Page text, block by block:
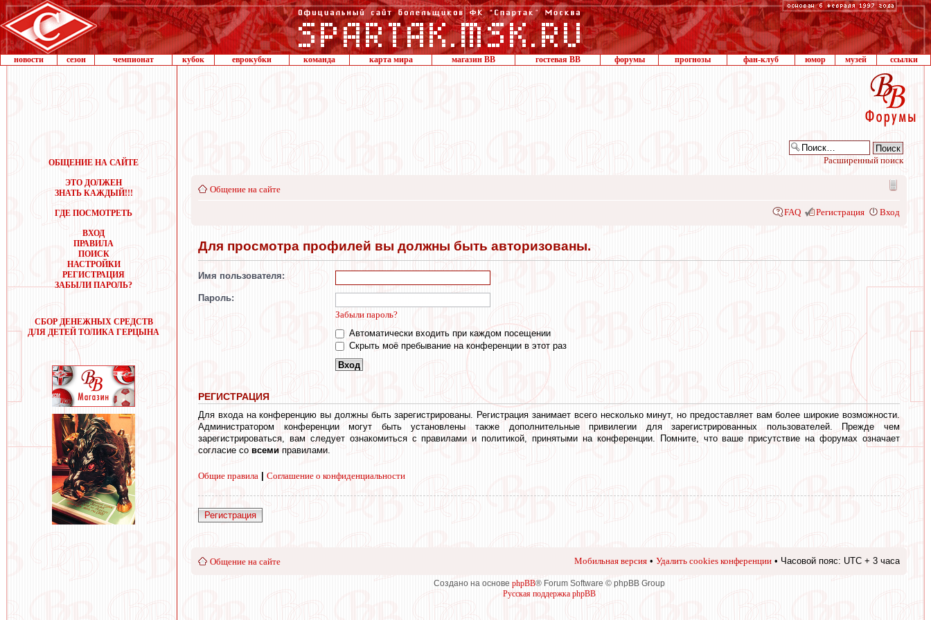
новости сезон чемпионат кубок еврокубки команда карта мира магазин ВВ гостевая ВВ форумы прогнозы фан-клуб юмор музей ссылки
ОБЩЕНИЕ НА САЙТЕ
ЭТО ДОЛЖЕН
ЗНАТЬ КАЖДЫЙ!!!
ГДЕ ПОСМОТРЕТЬ
ВХОД
ПРАВИЛА
ПОИСК
НАСТРОЙКИ
РЕГИСТРАЦИЯ
ЗАБЫЛИ ПАРОЛЬ?
СБОР ДЕНЕЖНЫХ СРЕДСТВ
ДЛЯ ДЕТЕЙ ТОЛИКА ГЕРЦЫНА
Расширенный поиск
Общение на сайте
FAQ Регистрация Вход
Для просмотра профилей вы должны быть авторизованы.
Имя пользователя:
Пароль:
Забыли пароль?
Автоматически входить при каждом посещении
Скрыть моё пребывание на конференции в этот раз
РЕГИСТРАЦИЯ
Для входа на конференцию вы должны быть зарегистрированы. Регистрация занимает всего несколько минут, но предоставляет вам более широкие возможности.
Администратором конференции могут быть установлены также дополнительные привилегии для зарегистрированных пользователей. Прежде чем
зарегистрироваться, вам следует ознакомиться с правилами и политикой, принятыми на конференции. Помните, что ваше присутствие на форумах означает
согласие со всеми правилами.
Общие правила Соглашение о конфиденциальности
Регистрация
Общение на сайте Мобильная версия • Удалить cookies конференции • Часовой пояс: UTC + 3 часа
Создано на основе phpBB® Forum Software © phpBB Group
Русская поддержка phpBB